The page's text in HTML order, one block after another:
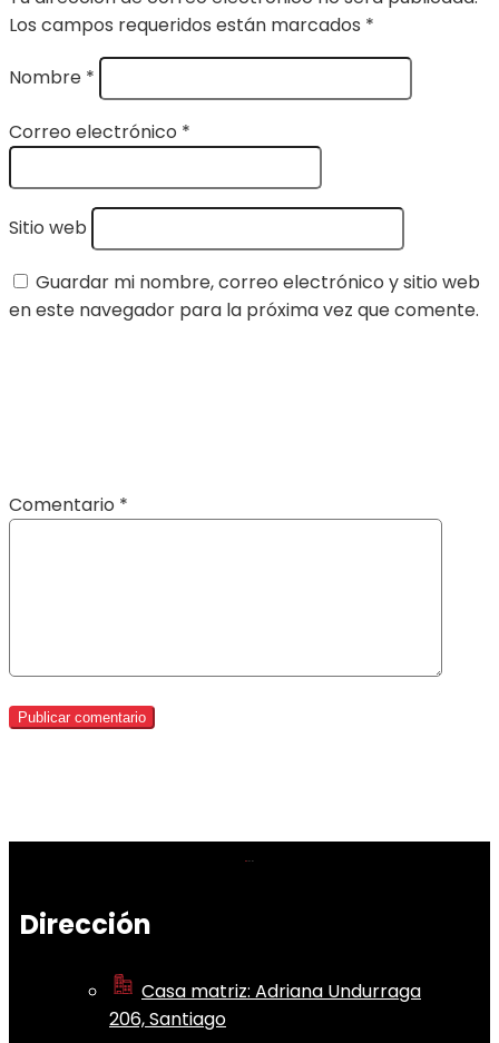
Los campos requeridos están marcados *
Nombre *
Correo electrónico *
Sitio web
Guardar mi nombre, correo electrónico y sitio web
en este navegador para la próxima vez que comente.
Comentario *
Dirección
Casa matriz: Adriana Undurraga
206, Santiago